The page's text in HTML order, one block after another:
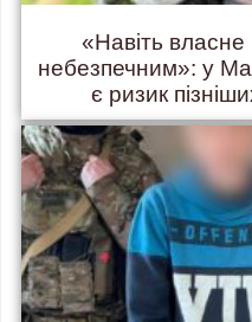
«Навіть власне
небезпечним»: у
є ризик